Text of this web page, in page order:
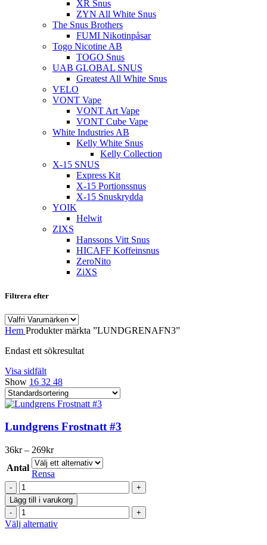
XR Snus
ZYN All White Snus
The Snus Brothers
FUMI Nikotinpåsar
Togo Nicotine AB
TOGO Snus
UAB GLOBAL SNUS
Greatest All White Snus
VELO
VONT Vape
VONT Art Vape
VONT Cube Vape
White Industries AB
Kelly White Snus
Kelly Collection
X-15 SNUS
Express Kit
X-15 Portionssnus
X-15 Snuskrydda
YOIK
Helwit
ZIXS
Hanssons Vitt Snus
HICAFF Koffeinsnus
ZeroNito
ZiXS
Filtrera efter
Hem Produkter märkta ”LUNDGRENAFN3”
Endast ett sökresultat
Visa sidfält
Show 16 32 48
Lundgrens Frostnatt #3
36kr – 269krPrisintervall:
36kr
till
269kr
Antal
Rensa
Lundgrens
Frostnatt
#3
mängd
Lägg till i varukorg
Lundgrens
Frostnatt
#3
Välj alternativDen